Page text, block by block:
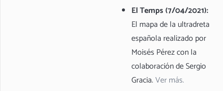
El Temps (7/04/2021):
El mapa de la ultradreta
española realizado por
Moisés Pérez con la
colaboración de Sergio
Gracia.Ver más.